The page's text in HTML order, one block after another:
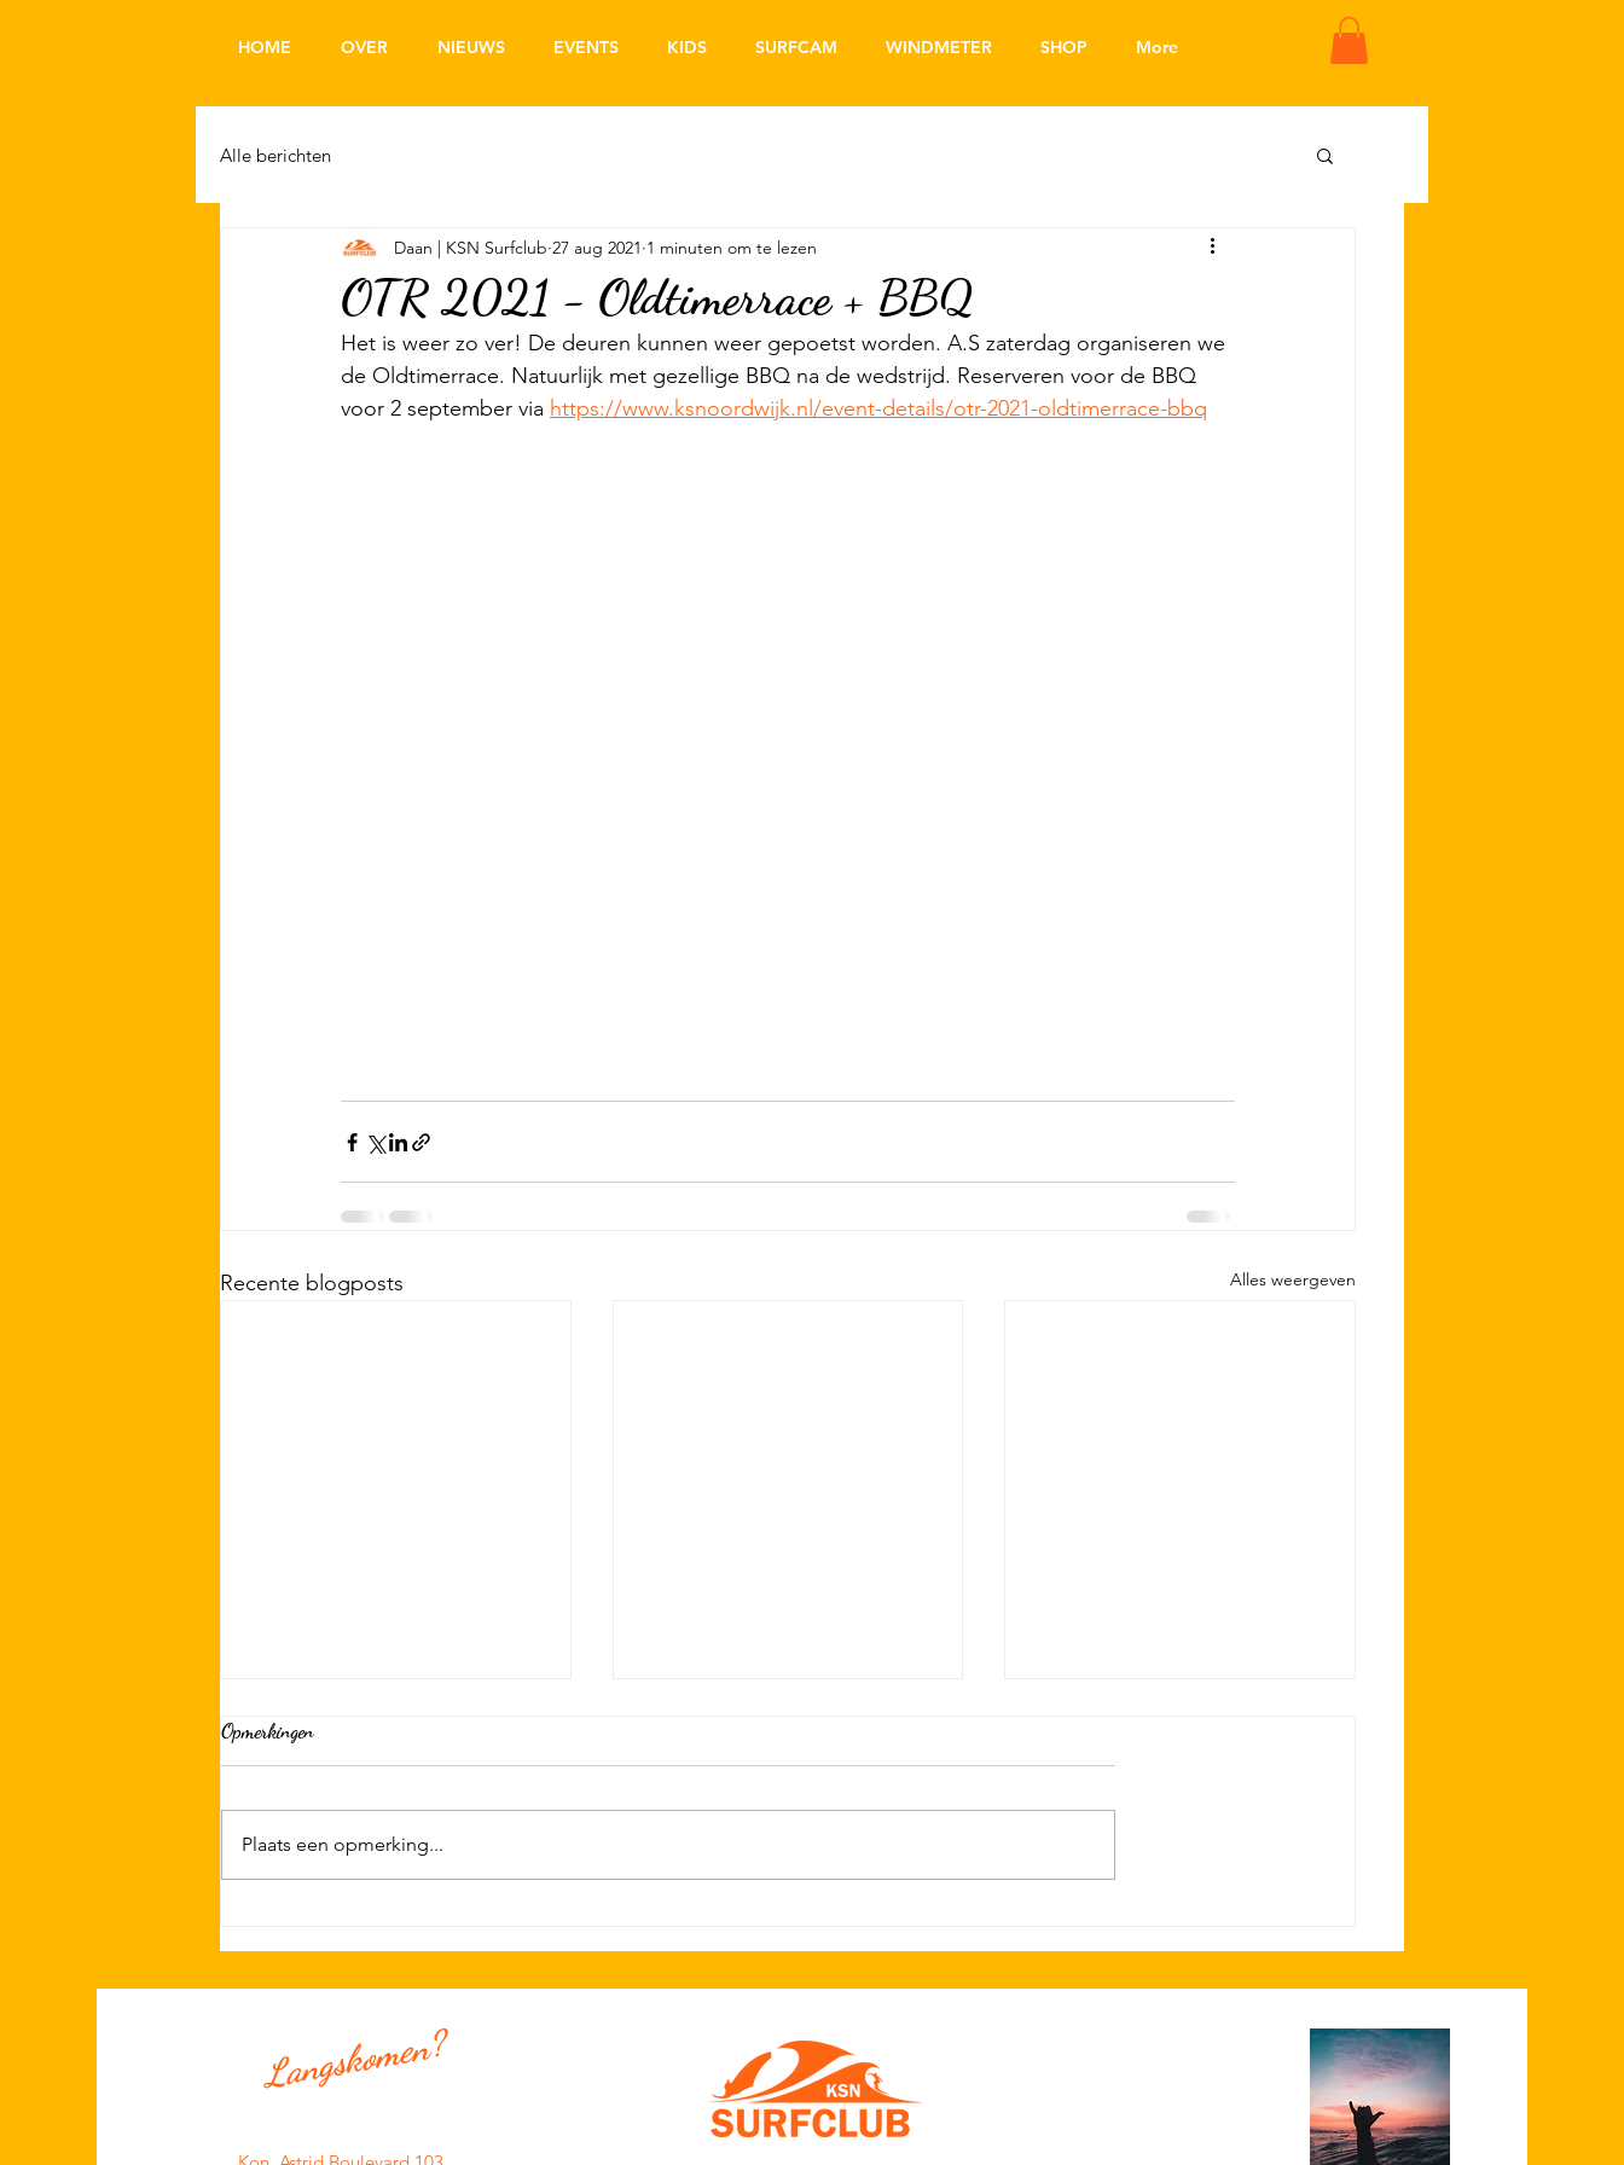
HOME OVER NIEUWS EVENTS KIDS SURFCAM WINDMETER SHOP More
Alle berichten
OTR 2021 - Oldtimerrace + BBQ
Daan | KSN Surfclub 27 aug 2021 1 minuten om te lezen
Het is weer zo ver! De deuren kunnen weer gepoetst worden. A.S zaterdag organiseren we
de Oldtimerrace. Natuurlijk met gezellige BBQ na de wedstrijd. Reserveren voor de BBQ
voor 2 september via https://www.ksnoordwijk.nl/event-details/otr-2021-oldtimerrace-bbq
Recente blogposts Alles weergeven
Opmerkingen
Plaats een opmerking...
Langskomen?